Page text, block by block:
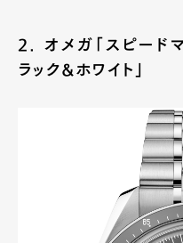
2. オメガ「スピード
ラック&ホワイト」